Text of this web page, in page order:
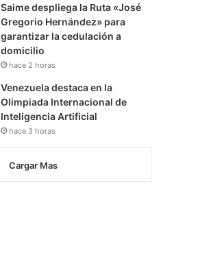
Saime despliega la Ruta «José
Gregorio Hernández» para
garantizar la cedulación a
domicilio
hace 2 horas
Venezuela destaca en la
Olimpiada Internacional de
Inteligencia Artificial
hace 3 horas
Cargar Mas